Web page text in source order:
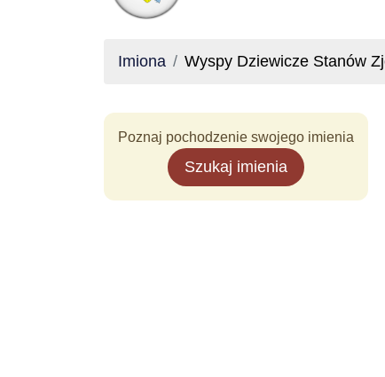
Imiona Wyspy Dziewicze Stanów
Poznaj pochodzenie swojego imienia
Szukaj imienia